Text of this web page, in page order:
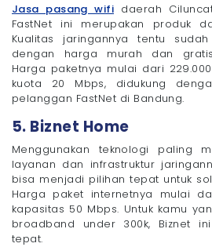
Jasa pasang wifi daerah
FastNet ini merupakan produk
Kualitas jaringannya tentu
dengan harga murah dan
Harga paketnya mulai dari
kuota 20 Mbps, didukung
pelanggan FastNet di Bandung.
5. Biznet Home
Menggunakan teknologi paling
layanan dan infrastruktur
bisa menjadi pilihan tepat untuk
Harga paket internetnya mulai
kapasitas 50 Mbps. Untuk kamu
broadband under 300k, Biznet
tepat.